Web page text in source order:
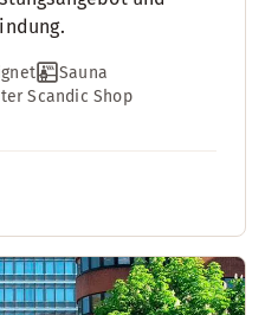
Sauna
Scandic Shop